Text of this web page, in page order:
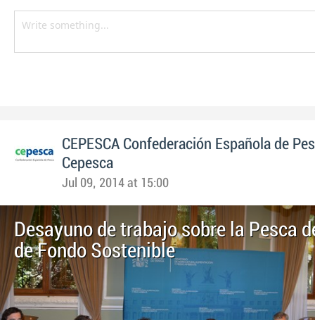
CEPESCA Confederación Española de
Cepesca
Jul 09, 2014 at 15:00
Desayuno de trabajo sobre la Pesca
de Fondo Sostenible